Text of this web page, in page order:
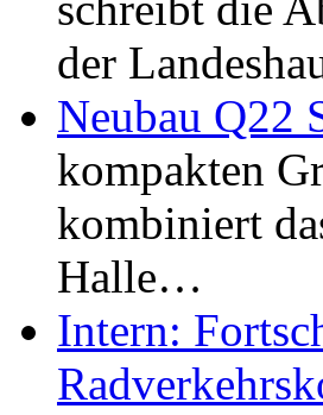
der
Neubau Q22
kompakten
kombiniert
Halle…
Intern: